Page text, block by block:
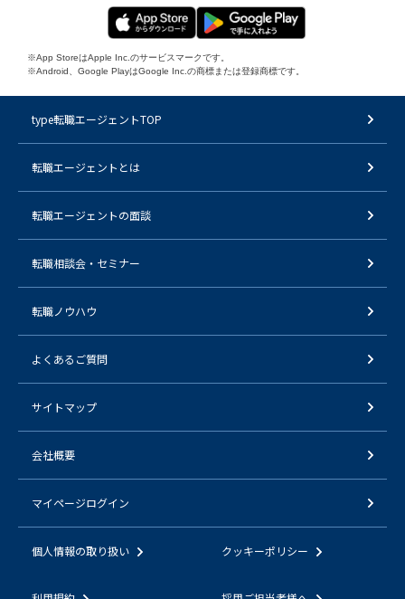
※App StoreはApple Inc.のサービスマークです。
※Android、Google PlayはGoogle Inc.の商標または登録商標です。
type転職エージェントTOP
転職エージェントとは
転職エージェントの面談
転職相談会・セミナー
転職ノウハウ
よくあるご質問
サイトマップ
会社概要
マイページログイン
個人情報の取り扱い クッキーポリシー